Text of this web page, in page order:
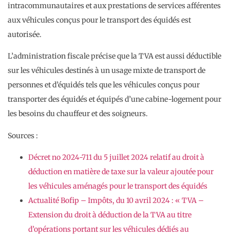
intracommunautaires et aux prestations de services afférentes
aux véhicules conçus pour le transport des équidés est
autorisée.
L’administration fiscale précise que la TVA est aussi déductible
sur les véhicules destinés à un usage mixte de transport de
personnes et d’équidés tels que les véhicules conçus pour
transporter des équidés et équipés d’une cabine-logement pour
les besoins du chauffeur et des soigneurs.
Sources :
Décret no 2024-711 du 5 juillet 2024 relatif au droit à
déduction en matière de taxe sur la valeur ajoutée pour
les véhicules aménagés pour le transport des équidés
Actualité Bofip – Impôts, du 10 avril 2024 : « TVA –
Extension du droit à déduction de la TVA au titre
d’opérations portant sur les véhicules dédiés au